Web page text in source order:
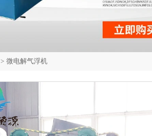
>微电解气浮机